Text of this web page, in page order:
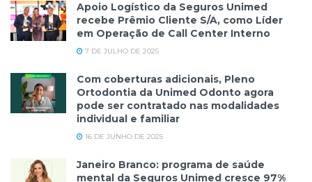
Apoio Logístico da Seguros Unimed
recebe Prêmio Cliente S/A, como Líder
em Operação de Call Center Interno
7 DE JULHO DE 2025
Com coberturas adicionais, Pleno
Ortodontia da Unimed Odonto agora
pode ser contratado nas modalidades
individual e familiar
16 DE JUNHO DE 2025
Janeiro Branco: programa de saúde
mental da Seguros Unimed cresce 97%